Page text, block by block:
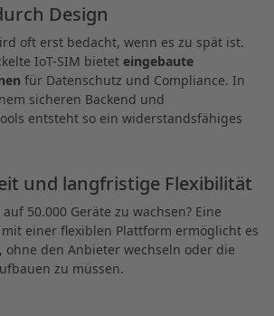
Design
oft erst bedacht, wenn es zu spät ist.
IoT-SIM bietet eingebaute
für Datenschutz und Compliance. In
sicheren Backend und
entsteht so ein widerstandsfähiges
und langfristige Flexibilität
50.000 Geräte zu wachsen? Eine
mit einer flexiblen Plattform ermöglicht es
ohne den Anbieter wechseln oder die
zu müssen.